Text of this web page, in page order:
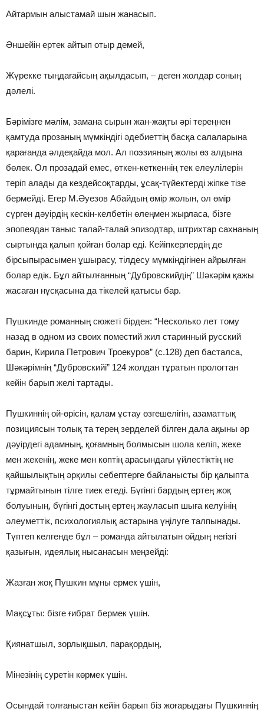
Айтармын алыстамай шын жанасып.
Әншейін ертек айтып отыр демей,
Жүрекке тыңдағайсың ақылдасып, – деген жолдар соның
дәлелі.
Бәрімізге мәлім, замана сырын жан-жақты әрі тереңнен
қамтуда прозаның мүмкіндігі әдебиеттің басқа салаларына
қарағанда әлдеқайда мол. Ал поэзияның жолы өз алдына
бөлек. Ол прозадай емес, өткен-кеткеннің тек елеулілерін
теріп алады да кездейсоқтарды, ұсақ-түйектерді жіпке тізе
бермейді. Егер М.Әуезов Абайдың өмір жолын, ол өмір
сүрген дәуірдің кескін-келбетін өлеңмен жырласа, бізге
эпопеядан таныс талай-талай эпизодтар, штрихтар сахнаның
сыртында қалып қойған болар еді. Кейіпкерлердің де
бірсыпырасымен ұшырасу, тілдесу мүмкіндігі­нен айрылған
болар едік. Бұл айтылғанның “Дубровскийдің” Шәкәрім қажы
жасаған нұсқасына да тікелей қатысы бар.
Пушкинде романның сюжеті бірден: “Несколько лет тому
назад в одном из своих поместий жил старинный русский
барин, Кирила Петрович Троекуров” (с.128) деп басталса,
Шәкәрімнің “Дубровскийі” 124 жолдан тұратын прологтан
кейін барып желі тартады.
Пушкиннің ой-өрісін, қалам ұстау өзгешелігін, азаматтық
позициясын толық та терең зерделей білген дала ақыны әр
дәуірдегі адамның, қоғамның болмысын шола келіп, жеке
мен жекенің, жеке мен көптің арасындағы үйлестіктің не
қайшылықтың әрқилы себептерге байланысты бір қалыпта
тұрмайтынын тілге тиек етеді. Бүгінгі бардың ертең жоқ
болуының, бүгінгі достың ертең жауласып шыға келуінің
әлеуметтік, психологиялық астарына үңілуге талпынады.
Түптеп келгенде бұл – романда айтылатын ойдың негізгі
қазығын, идеялық нысанасын меңзейді:
Жазған жоқ Пушкин мұны ермек үшін,
Мақсұты: бізге ғибрат бермек үшін.
Қиянатшыл, зорлықшыл, парақордың,
Мінезінің суретін көрмек үшін.
Осындай толғаныстан кейін барып біз жоғарыдағы Пушкиннің